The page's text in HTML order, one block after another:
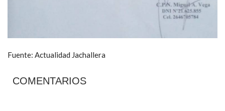
Fuente: Actualidad Jachallera
COMENTARIOS